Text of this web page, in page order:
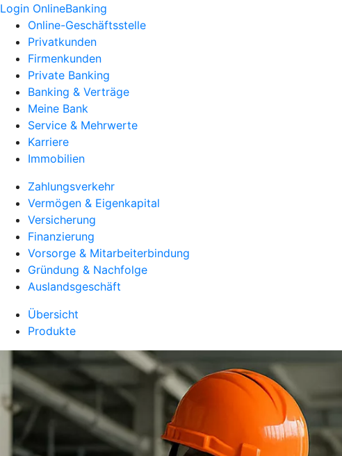
Login OnlineBanking
Online-Geschäftsstelle
Privatkunden
Firmenkunden
Private Banking
Banking & Verträge
Meine Bank
Service & Mehrwerte
Karriere
Immobilien
Zahlungsverkehr
Vermögen & Eigenkapital
Versicherung
Finanzierung
Vorsorge & Mitarbeiterbindung
Gründung & Nachfolge
Auslandsgeschäft
Übersicht
Produkte